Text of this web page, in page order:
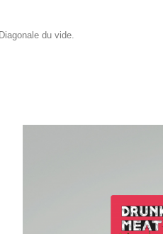
Diagonale du vide.